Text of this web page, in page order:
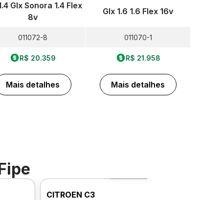
Glx Sonora 1.4 Flex
8v
011072-8
R$ 20.359
Mais detalhes
Glx 1.6 1.6 Flex 16v
011070-1
R$ 21.958
Mais detalhes
CITROEN C3